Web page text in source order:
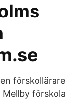
förskollärare
förskola